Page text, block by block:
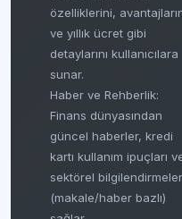
özelliklerini,
ve yıllık ücret gibi
detaylarını kullanıcılara
sunar.
Haber ve Rehberlik:
Finans dünyasından
güncel haberler, kredi
kartı kullanım ipuçları
sektörel bilgilendirmeler
(makale/haber bazlı)